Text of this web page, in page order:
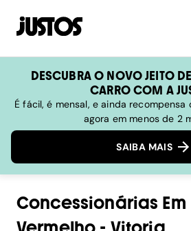
DESCUBRA O NOVO JEITO
CARRO COM A
É fácil, é mensal, e ainda
agora em menos de 2
SAIBA MAIS
Concessionárias Em